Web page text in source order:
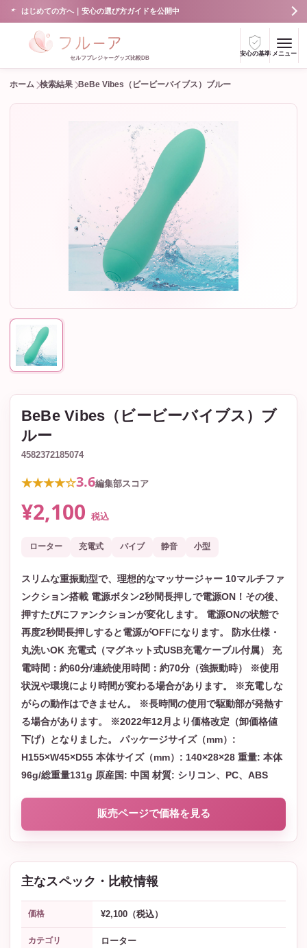
はじめての方へ｜安心の選び方ガイドを公開中
セルフプレジャーグッズ比較DB
安心の基準 メニュー
ホーム 検索結果 BeBe Vibes（ビービーバイブス）ブルー
BeBe Vibes（ビービーバイブス）ブ
ルー
4582372185074
★★★★☆3.6編集部スコア
¥2,100 税込
ローター 充電式 バイブ 静音 小型
スリムな重振動型で、理想的なマッサージャー 10マルチファ
ンクション搭載 電源ボタン2秒間長押しで電源ON！その後、
押すたびにファンクションが変化します。 電源ONの状態で
再度2秒間長押しすると電源がOFFになります。 防水仕様・
丸洗いOK 充電式（マグネット式USB充電ケーブル付属） 充
電時間：約60分/連続使用時間：約70分（強振動時） ※使用
状況や環境により時間が変わる場合があります。 ※充電しな
がらの動作はできません。 ※長時間の使用で駆動部が発熱す
る場合があります。 ※2022年12月より価格改定（卸価格値
下げ）となりました。 パッケージサイズ（mm）:
H155×W45×D55 本体サイズ（mm）: 140×28×28 重量: 本体
96g/総重量131g 原産国: 中国 材質: シリコン、PC、ABS
販売ページで価格を見る
主なスペック・比較情報
価格 ¥2,100（税込）
カテゴリ ローター